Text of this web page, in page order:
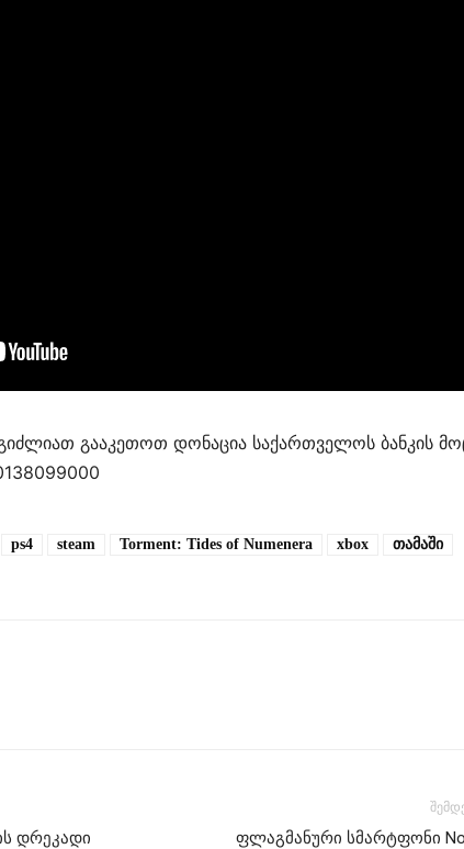
გააკეთოთ დონაცია საქართველოს ბანკის
ps4 steam Torment: Tides of Numenera xbox
თამაში
დრეკადი
ფლაგმანური სმარტფონი